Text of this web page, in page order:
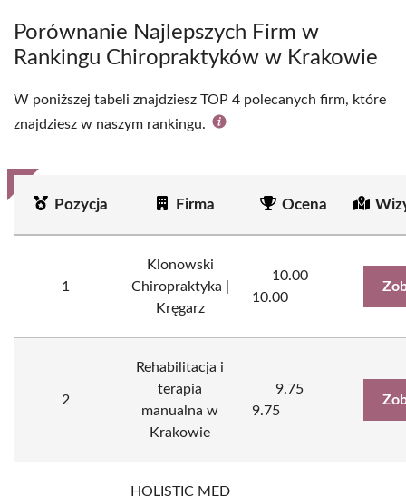
Porównanie Najlepszych Firm w
Rankingu Chiropraktyków w Krakowie
W poniższej tabeli znajdziesz TOP 4 polecanych firm, które
znajdziesz w naszym rankingu.
Pozycja Firma Ocena
1
Klonowski
Chiropraktyka |
Kręgarz
10.00
10.00
2
Rehabilitacja i
terapia
manualna w
Krakowie
9.75
9.75
HOLISTIC MED